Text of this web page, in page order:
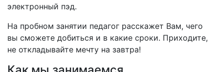
электронный пэд.
На пробном занятии педагог расскажет Вам, чего
вы сможете добиться и в какие сроки. Приходите,
не откладывайте мечту на завтра!